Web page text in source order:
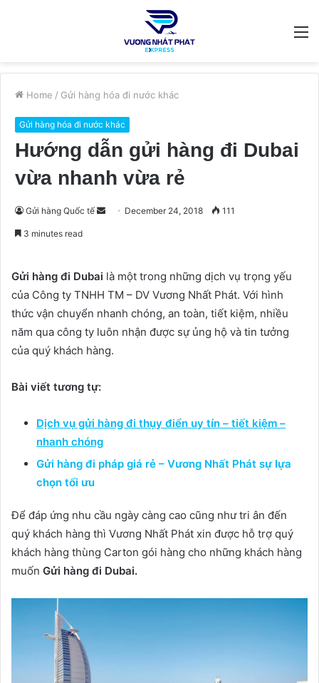
Home / Gửi hàng hóa đi nước khác
Gửi hàng hóa đi nước khác
Hướng dẫn gửi hàng đi Dubai
vừa nhanh vừa rẻ
Gửi hàng Quốc tế
Send December 24, 2018 111
3 minutes read
Gửi hàng đi Dubai là một trong những dịch vụ trọng yếu
của Công ty TNHH TM – DV Vương Nhất Phát. Với hình
thức vận chuyển nhanh chóng, an toàn, tiết kiệm, nhiều
năm qua công ty luôn nhận được sự ủng hộ và tin tưởng
của quý khách hàng.
Bài viết tương tự:
Dịch vụ gửi hàng đi thụy điển uy tín – tiết kiệm –
nhanh chóng
Gửi hàng đi pháp giá rẻ – Vương Nhất Phát sự lựa
chọn tối ưu
Để đáp ứng nhu cầu ngày càng cao cũng như tri ân đến
quý khách hàng thì Vương Nhất Phát xin được hỗ trợ quý
khách hàng thùng Carton gói hàng cho những khách hàng
muốn Gửi hàng đi Dubai.